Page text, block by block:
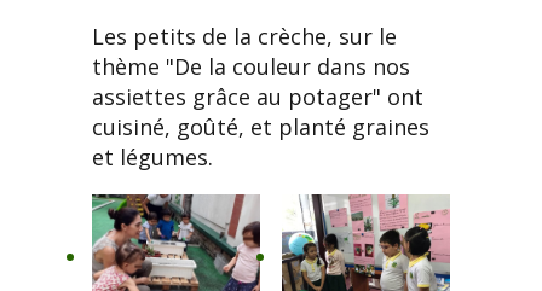
Les petits de la crèche, sur le
thème "De la couleur dans nos
assiettes grâce au potager" ont
cuisiné, goûté, et planté graines
et légumes.